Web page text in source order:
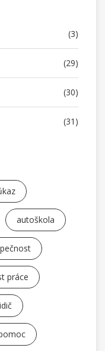
(3)
(29)
(30)
(31)
autoškola
práce